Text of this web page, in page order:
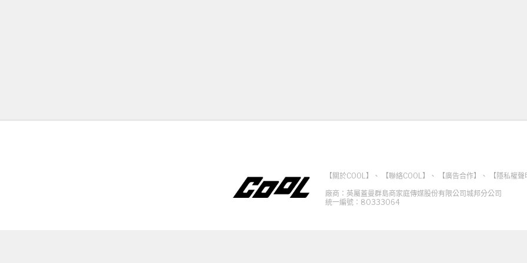
【關於COOL】 、 【聯絡COOL】 、 【廣告合作】 、
【隱私權
廠商：英屬蓋曼群島商家庭傳媒股份有限公司城邦分公司
統一編號：80333064